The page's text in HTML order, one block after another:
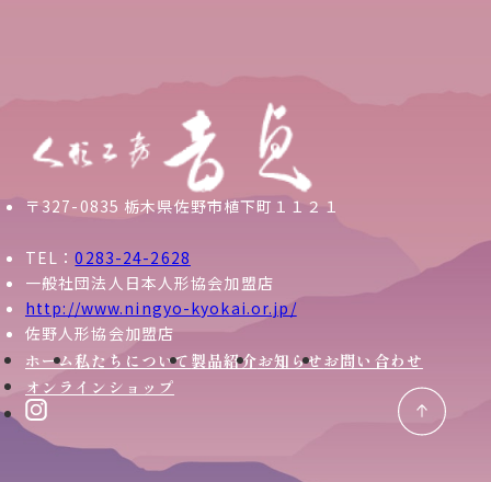
〒327-0835 栃木県佐野市植下町１１２１
TEL：0283-24-2628
一般社団法人日本人形協会加盟店
http://www.ningyo-kyokai.or.jp/
佐野人形協会加盟店
ホーム私たちについて 製品紹介お知らせお問い合わせ
オンラインショップ